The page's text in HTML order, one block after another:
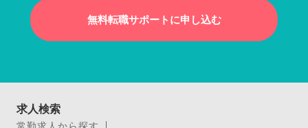
無料転職サポートに申し込む
求人検索
常勤求人から探す